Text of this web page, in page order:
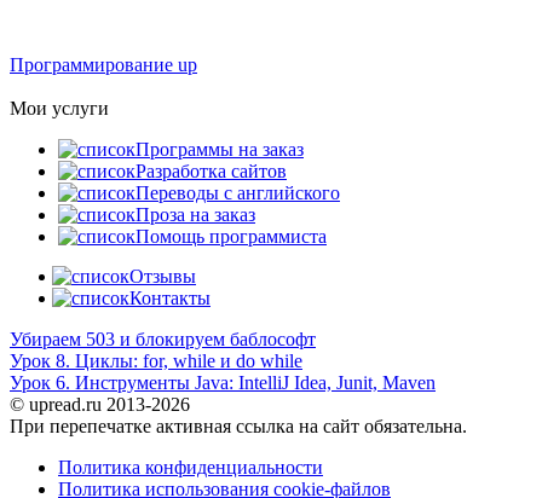
Программирование up
Мои услуги
Программы на заказ
Разработка сайтов
Переводы с английского
Проза на заказ
Помощь программиста
Отзывы
Контакты
Убираем 503 и блокируем баблософт
Урок 8. Циклы: for, while и do while
Урок 6. Инструменты Java: IntelliJ Idea, Junit, Maven
© upread.ru 2013-2026
При перепечатке активная ссылка на сайт обязательна.
Политика конфиденциальности
Политика использования cookie-файлов